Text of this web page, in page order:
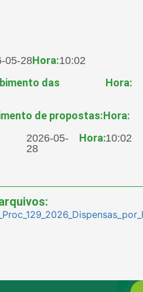
05-28Hora:10:02
das
Hora:
de propostas:Hora:
2026-05-
28
Hora:10:02